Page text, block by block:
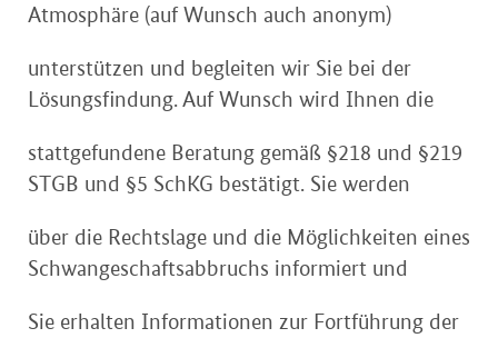
Atmosphäre (auf Wunsch auch anonym)
unterstützen und begleiten wir Sie bei der
Lösungsfindung. Auf Wunsch wird Ihnen die
stattgefundene Beratung gemäß §218 und §219
STGB und §5 SchKG bestätigt. Sie werden
über die Rechtslage und die Möglichkeiten eines
Schwangeschaftsabbruchs informiert und
Sie erhalten Informationen zur Fortführung der